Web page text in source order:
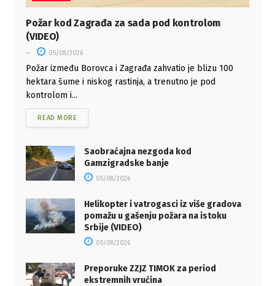
Požar kod Zagrađa za sada pod kontrolom
(VIDEO)
05/08/2026
Požar između Borovca i Zagrađa zahvatio je blizu 100
hektara šume i niskog rastinja, a trenutno je pod
kontrolom i...
READ MORE
Saobraćajna nezgoda kod
Gamzigradske banje
05/08/2026
Helikopter i vatrogasci iz više gradova
pomažu u gašenju požara na istoku
Srbije (VIDEO)
05/08/2026
Preporuke ZZJZ TIMOK za period
ekstremnih vrućina